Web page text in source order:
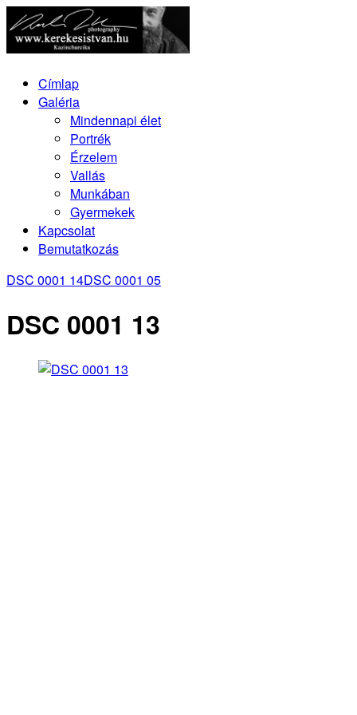
Címlap
Galéria
Mindennapi élet
Portrék
Érzelem
Vallás
Munkában
Gyermekek
Kapcsolat
Bemutatkozás
DSC 0001 14DSC 0001 05
DSC 0001 13